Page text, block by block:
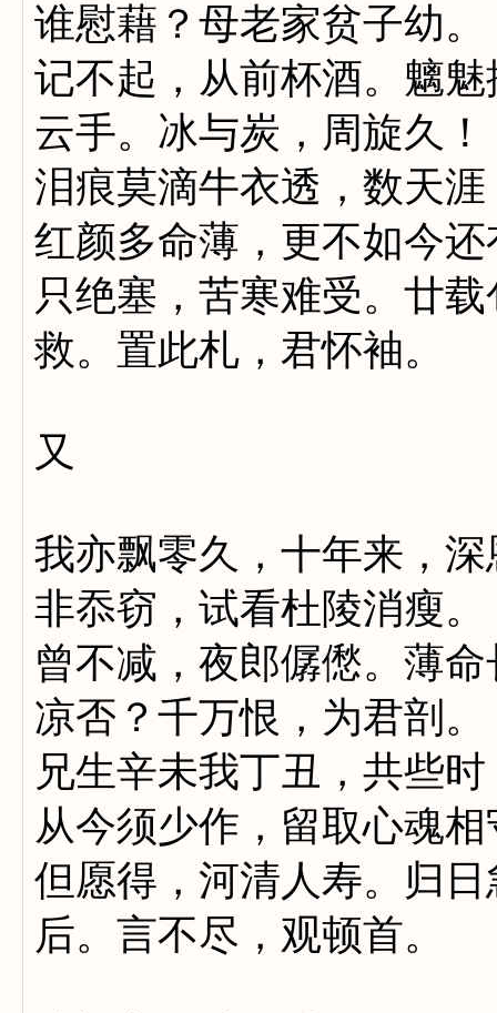
谁慰藉？母老家贫子幼。
记不起，从前杯酒。魑
云手。冰与炭，周旋
泪痕莫滴牛衣透，数天
红颜多命薄，更不如今还
只绝塞，苦寒难受。廿
救。置此札，君怀袖。
又
我亦飘零久，十年来，
非忝窃，试看杜陵消瘦。
曾不减，夜郎僝僽。薄
凉否？千万恨，为君
兄生辛未我丁丑，共些
从今须少作，留取心魂相
但愿得，河清人寿。归
后。言不尽，观顿首。